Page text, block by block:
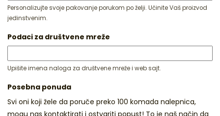
Personalizujte svoje pakovanje porukom po želji. Učinite Vaš proizvod
jedinstvenim.
Podaci za društvene mreže
Upišite imena naloga za društvene mreže i web sajt.
Posebna ponuda
Svi oni koji žele da poruče preko 100 komada nalepnica,